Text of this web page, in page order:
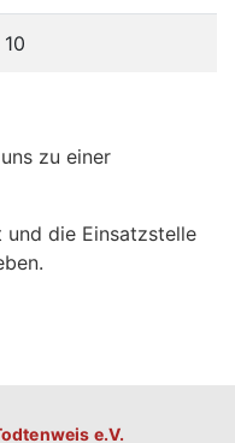
10
zu einer
die Einsatzstelle
e.V.